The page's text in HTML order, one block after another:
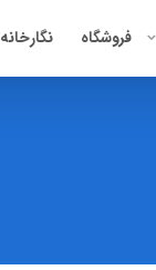
فروشگاه نگارخانه